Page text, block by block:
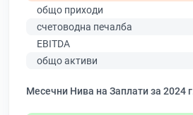
общо приходи
счетоводна печалба
EBITDA
общо активи
Месечни Нива на Заплати за 2024